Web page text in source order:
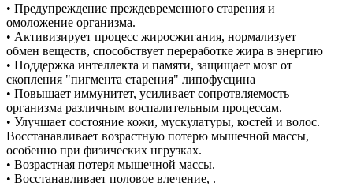
• Предупреждение преждевременного старения и
омоложение организма.
• Активизирует процесс жиросжигания, нормализует
обмен веществ, способствует переработке жира в энергию
• Поддержка интеллекта и памяти, защищает мозг от
скопления "пигмента старения" липофусцина
• Повышает иммунитет, усиливает сопротвляемость
организма различным воспалительным процессам.
• Улучшает состояние кожи, мускулатуры, костей и волос.
Восстанавливает возрастную потерю мышечной массы,
особенно при физических нгрузках.
• Возрастная потеря мышечной массы.
• Восстанавливает половое влечение, .